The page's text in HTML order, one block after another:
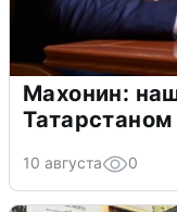
Махонин:
Татарстаном
10 августа 0